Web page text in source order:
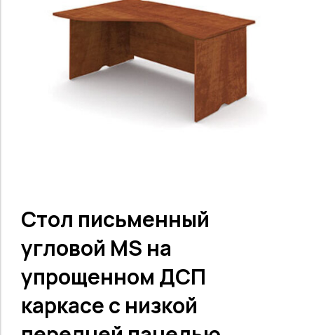
Стол письменный
угловой MS на
упрощенном ДСП
каркасе с низкой